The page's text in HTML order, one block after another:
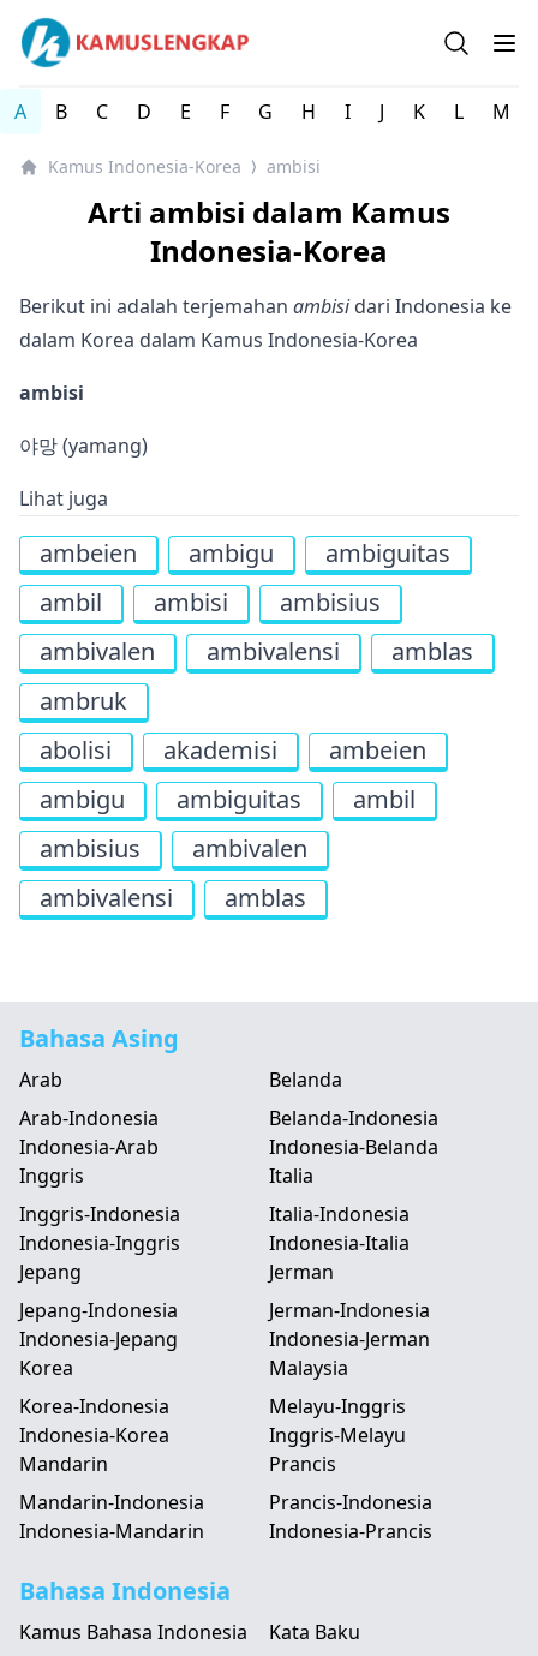
Kamus Lengkap Indonesia-Korea - Kamus Bahasa Korea
Open
A B C D E F G H I J K L M
Kamus Indonesia-Korea ⟩ ambisi
Arti ambisi dalam Kamus
Indonesia-Korea
Berikut ini adalah terjemahan ambisidari Indonesia ke
dalam Korea dalam Kamus Indonesia-Korea
ambisi
야망 (yamang)
Lihat juga
ambeien ambigu
ambiguitas
ambil
ambisi
ambisius
ambivalen
ambivalensi
amblas
ambruk
abolisi
akademisi
ambeien
ambigu
ambiguitas
ambil
ambisius
ambivalen
ambivalensi
amblas
Bahasa Asing
Arab
Arab-Indonesia
Indonesia-Arab
Belanda
Belanda-Indonesia
Indonesia-Belanda
Inggris
Inggris-Indonesia
Indonesia-Inggris
Italia
Italia-Indonesia
Indonesia-Italia
Jepang
Jepang-Indonesia
Indonesia-Jepang
Jerman
Jerman-Indonesia
Indonesia-Jerman
Korea
Korea-Indonesia
Indonesia-Korea
Malaysia
Melayu-Inggris
Inggris-Melayu
Mandarin
Mandarin-Indonesia
Indonesia-Mandarin
Prancis
Prancis-Indonesia
Indonesia-Prancis
Bahasa Indonesia
Kamus Bahasa Indonesia
Kata Baku